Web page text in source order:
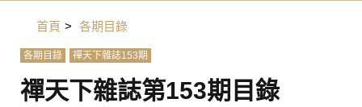
首頁 > 各期目錄
各期目錄 禪天下雜誌153期
禪天下雜誌第153期目錄